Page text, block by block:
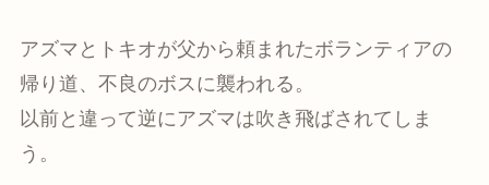
アズマとトキオが父から頼まれたボランティアの
帰り道、不良のボスに襲われる。
以前と違って逆にアズマは吹き飛ばされてしま
う。